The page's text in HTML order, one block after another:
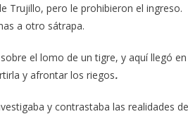
Trujillo, pero le prohibieron el ingreso.
a otro sátrapa.
el lomo de un tigre, y aquí llegó en
y afrontar los riegos.
y contrastaba las realidades de